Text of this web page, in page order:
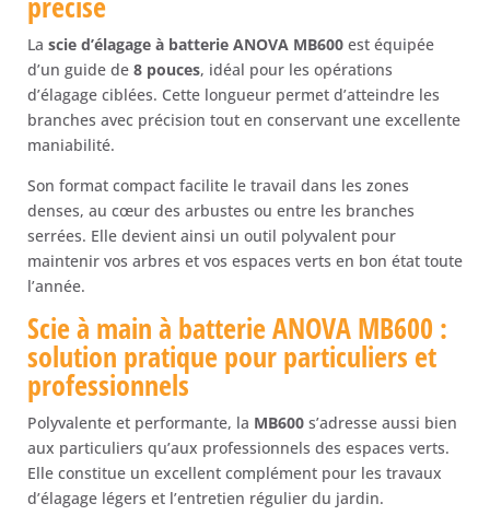
La scie d’élagage à batterie ANOVA MB600 est équipée
d’un guide de 8 pouces, idéal pour les opérations
d’élagage ciblées. Cette longueur permet d’atteindre les
branches avec précision tout en conservant une excellente
maniabilité.
Son format compact facilite le travail dans les zones
denses, au cœur des arbustes ou entre les branches
serrées. Elle devient ainsi un outil polyvalent pour
maintenir vos arbres et vos espaces verts en bon état toute
l’année.
Scie à main à batterie ANOVA MB600 :
solution pratique pour particuliers et
professionnels
Polyvalente et performante, la MB600 s’adresse aussi bien
aux particuliers qu’aux professionnels des espaces verts.
Elle constitue un excellent complément pour les travaux
d’élagage légers et l’entretien régulier du jardin.